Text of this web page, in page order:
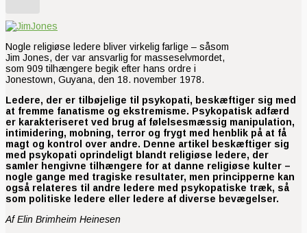
Nogle religiøse ledere bliver virkelig farlige – såsom
Jim Jones, der var ansvarlig for masseselvmordet,
som 909 tilhængere begik efter hans ordre i
Jonestown, Guyana, den 18. november 1978.
Ledere, der er tilbøjelige til psykopati, beskæftiger sig med
at fremme fanatisme og ekstremisme. Psykopatisk adfærd
er karakteriseret ved brug af følelsesmæssig manipulation,
intimidering, mobning, terror og frygt med henblik på at få
magt og kontrol over andre. Denne artikel beskæftiger sig
med psykopati oprindeligt blandt religiøse ledere, der
samler hengivne tilhængere for at danne religiøse kulter –
nogle gange med tragiske resultater, men principperne kan
også relateres til andre ledere med psykopatiske træk, så
som politiske ledere eller ledere af diverse bevægelser.
Af Elin Brimheim Heinesen